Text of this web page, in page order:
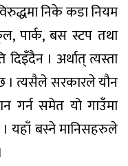
निके कडा नियम
पार्क, बस स्टप तथा
। अर्थात् त्यस्ता
। त्यसैले सरकारले यौन
गर्न समेत यो गाउँमा
यहाँ बस्ने मानिसहरुले